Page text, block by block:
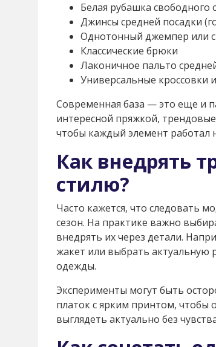
Белая рубашка свободного
Джинсы средней посадки
Однотонный джемпер или
Классические брюки
Лаконичное пальто
Универсальные кроссовки
Современная база — это еще и
интересной пряжкой,
чтобы каждый элемент работал
Как внедрять
стилю?
Часто кажется, что следовать
сезон. На практике важно
внедрять их через детали.
жакет или выбрать актуальную
одежды.
Эксперименты могут быть
платок с ярким принтом, чтобы
выглядеть актуально без